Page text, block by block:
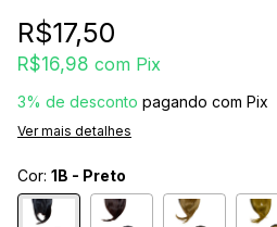
R$17,50
R$16,98 com Pix
3% de desconto pagando com Pix
Ver mais detalhes
Cor: 1B - Preto